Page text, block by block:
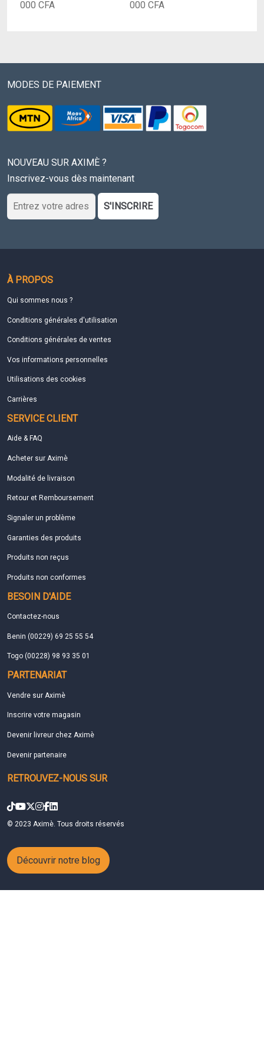
000 CFA.
000 CFA
45
000 CFA.
000 CFALe
320
MODES DE PAIEMENT
NOUVEAU SUR AXIMÈ ?
Inscrivez-vous dès maintenant
S'INSCRIRE
À PROPOS
Qui sommes nous ?
Conditions générales d'utilisation
Conditions générales de ventes
Vos informations personnelles
Utilisations des cookies
Carrières
SERVICE CLIENT
Aide & FAQ
Acheter sur Aximè
Modalité de livraison
Retour et Remboursement
Signaler un problème
Garanties des produits
Produits non reçus
Produits non conformes
BESOIN D'AIDE
Contactez-nous
Benin (00229) 69 25 55 54
Togo (00228) 98 93 35 01
PARTENARIAT
Vendre sur Aximè
Inscrire votre magasin
Devenir livreur chez Aximè
Devenir partenaire
RETROUVEZ-NOUS SUR
© 2023 Aximè. Tous droits réservés
Découvrir notre blog